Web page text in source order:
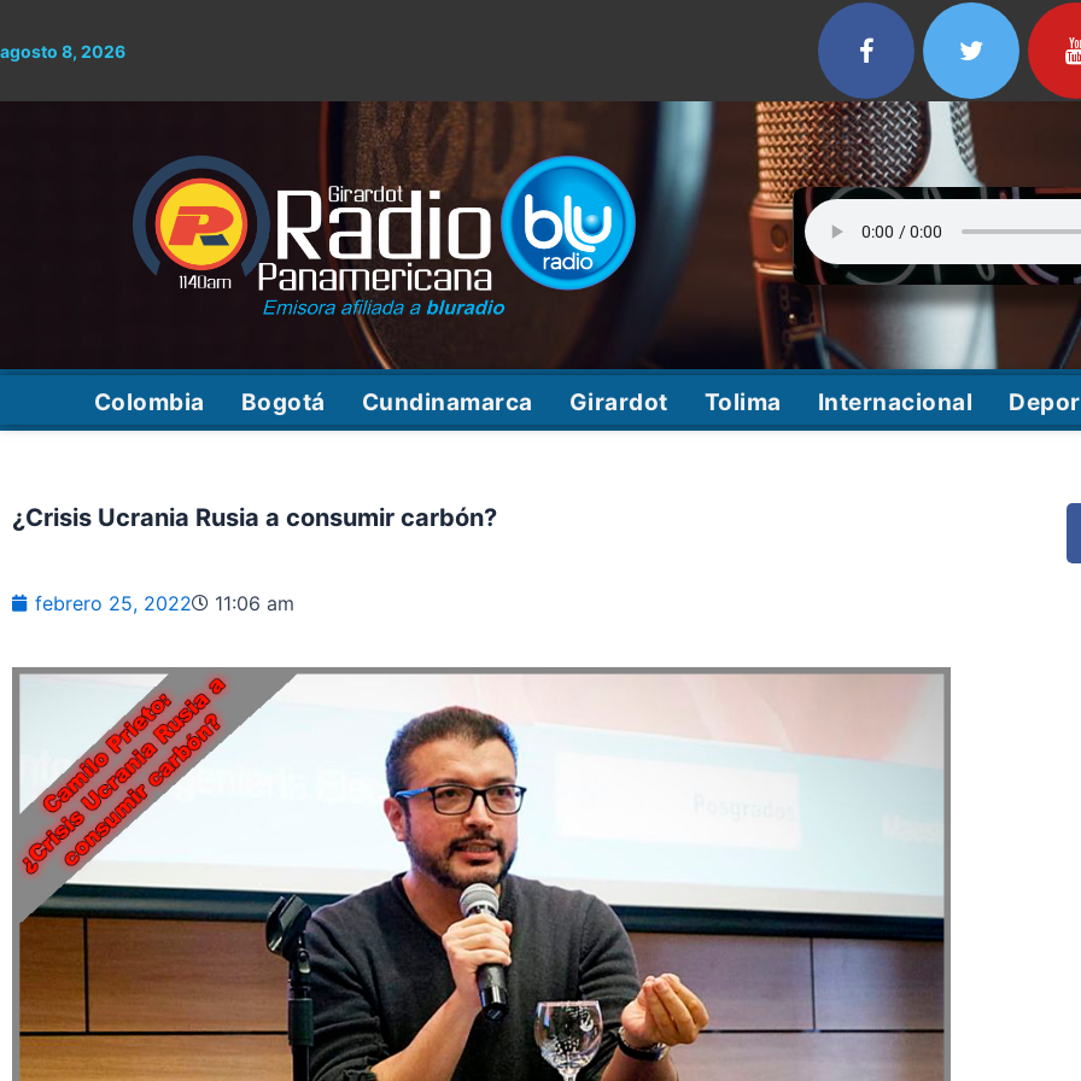
al
agosto 8, 2026
Colombia Bogotá Cundinamarca Girardot Tolima Internacional
¿Crisis Ucrania Rusia a consumir carbón?
febrero 25, 2022 11:06 am